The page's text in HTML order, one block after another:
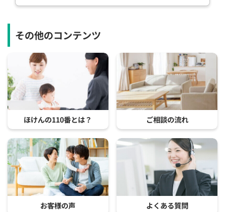
その他のコンテンツ
ほけんの110番とは？ ご相談の流れ
お客様の声 よくある質問